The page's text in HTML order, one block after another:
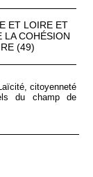
ET LOIRE ET
LA COHÉSION
(49)
citoyenneté
du champ de